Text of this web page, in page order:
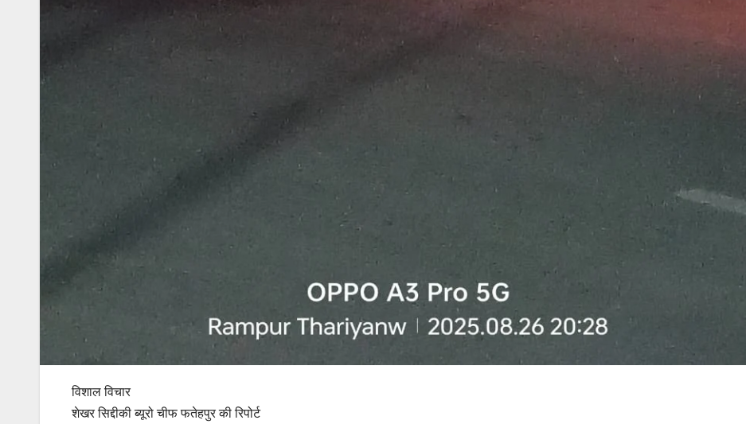
विशाल विचार
शेखर सिद्दीकी ब्यूरो चीफ फतेहपुर की रिपोर्ट